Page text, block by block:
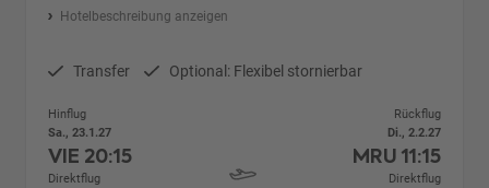
Hotelbeschreibung anzeigen
Transfer Optional: Flexibel stornierbar
Hinflug
Sa., 23.1.27
VIE 20:15
Direktflug
Rückflug
Di., 2.2.27
MRU 11:15
Direktflug